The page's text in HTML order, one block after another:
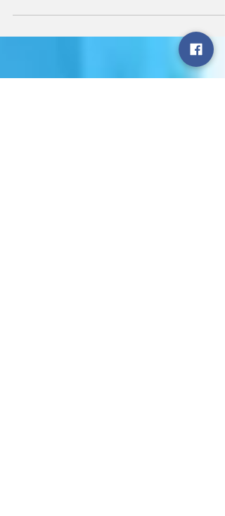
का मानसिक उत्पीड़न
राजेपुर ब्लॉक बर्राखेड़ा कंपोजिट विद्यालय